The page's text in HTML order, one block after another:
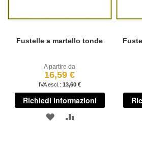
Fustelle a martello tonde
A partire da
16,59 €
13,60 €
Richiedi informazioni
AGGIUNGIAGGIUNGI